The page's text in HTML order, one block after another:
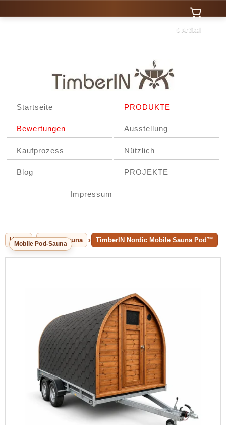
0 Artikel
Startseite PRODUKTE
Bewertungen Ausstellung
Kaufprozess Nützlich
Blog PROJEKTE
Impressum
Home Aussensauna TimberIN Nordic Mobile Sauna Pod™
Mobile Pod-Sauna